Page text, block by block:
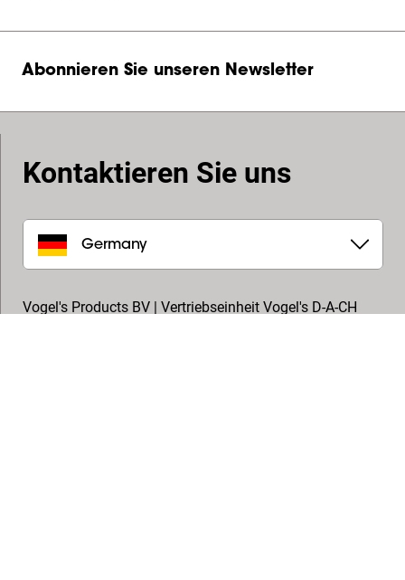
Abonnieren Sie unseren Newsletter
Kontaktieren Sie uns
Germany
Vogel's Products BV | Vertriebseinheit Vogel's D-A-CH